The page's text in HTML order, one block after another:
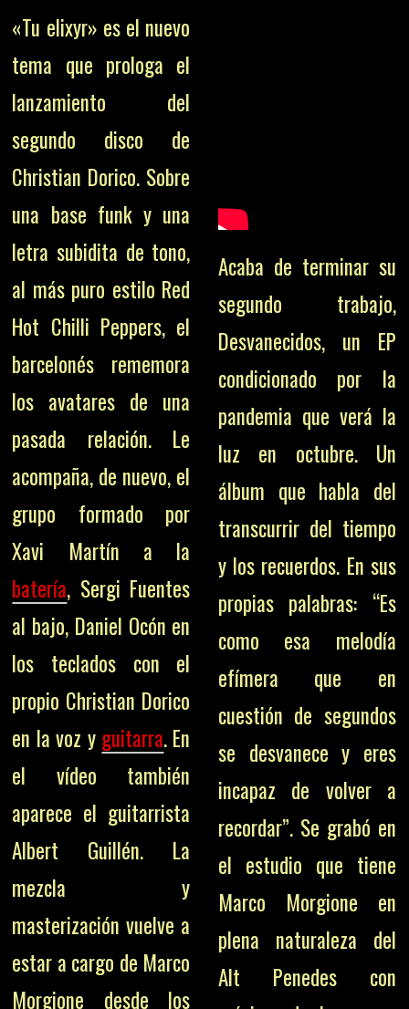
«Tu elixyr» es el nuevo
tema que prologa el
lanzamiento del
segundo disco de
Christian Dorico. Sobre
una base funk y una
letra subidita de tono,
al más puro estilo Red
Hot Chilli Peppers, el
barcelonés rememora
los avatares de una
pasada relación. Le
acompaña, de nuevo, el
grupo formado por
Xavi Martín a la
batería, Sergi Fuentes
al bajo, Daniel Ocón en
los teclados con el
propio Christian Dorico
en la voz y guitarra. En
el vídeo también
aparece el guitarrista
Albert Guillén. La
mezcla y
masterización vuelve a
estar a cargo de Marco
Morgione desde los
Acaba de terminar su
segundo trabajo,
Desvanecidos, un EP
condicionado por la
pandemia que verá la
luz en octubre. Un
álbum que habla del
transcurrir del tiempo
y los recuerdos. En sus
propias palabras: “Es
como esa melodía
efímera que en
cuestión de segundos
se desvanece y eres
incapaz de volver a
recordar”. Se grabó en
el estudio que tiene
Marco Morgione en
plena naturaleza del
Alt Penedes con